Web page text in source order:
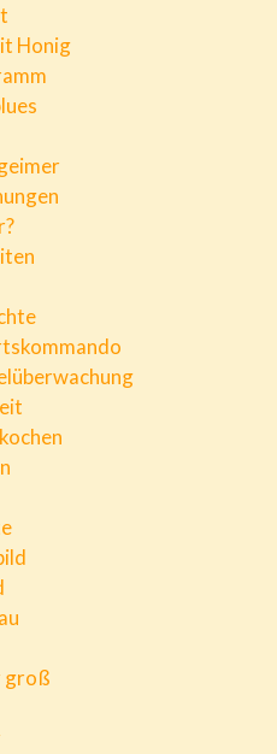
Honig
groß